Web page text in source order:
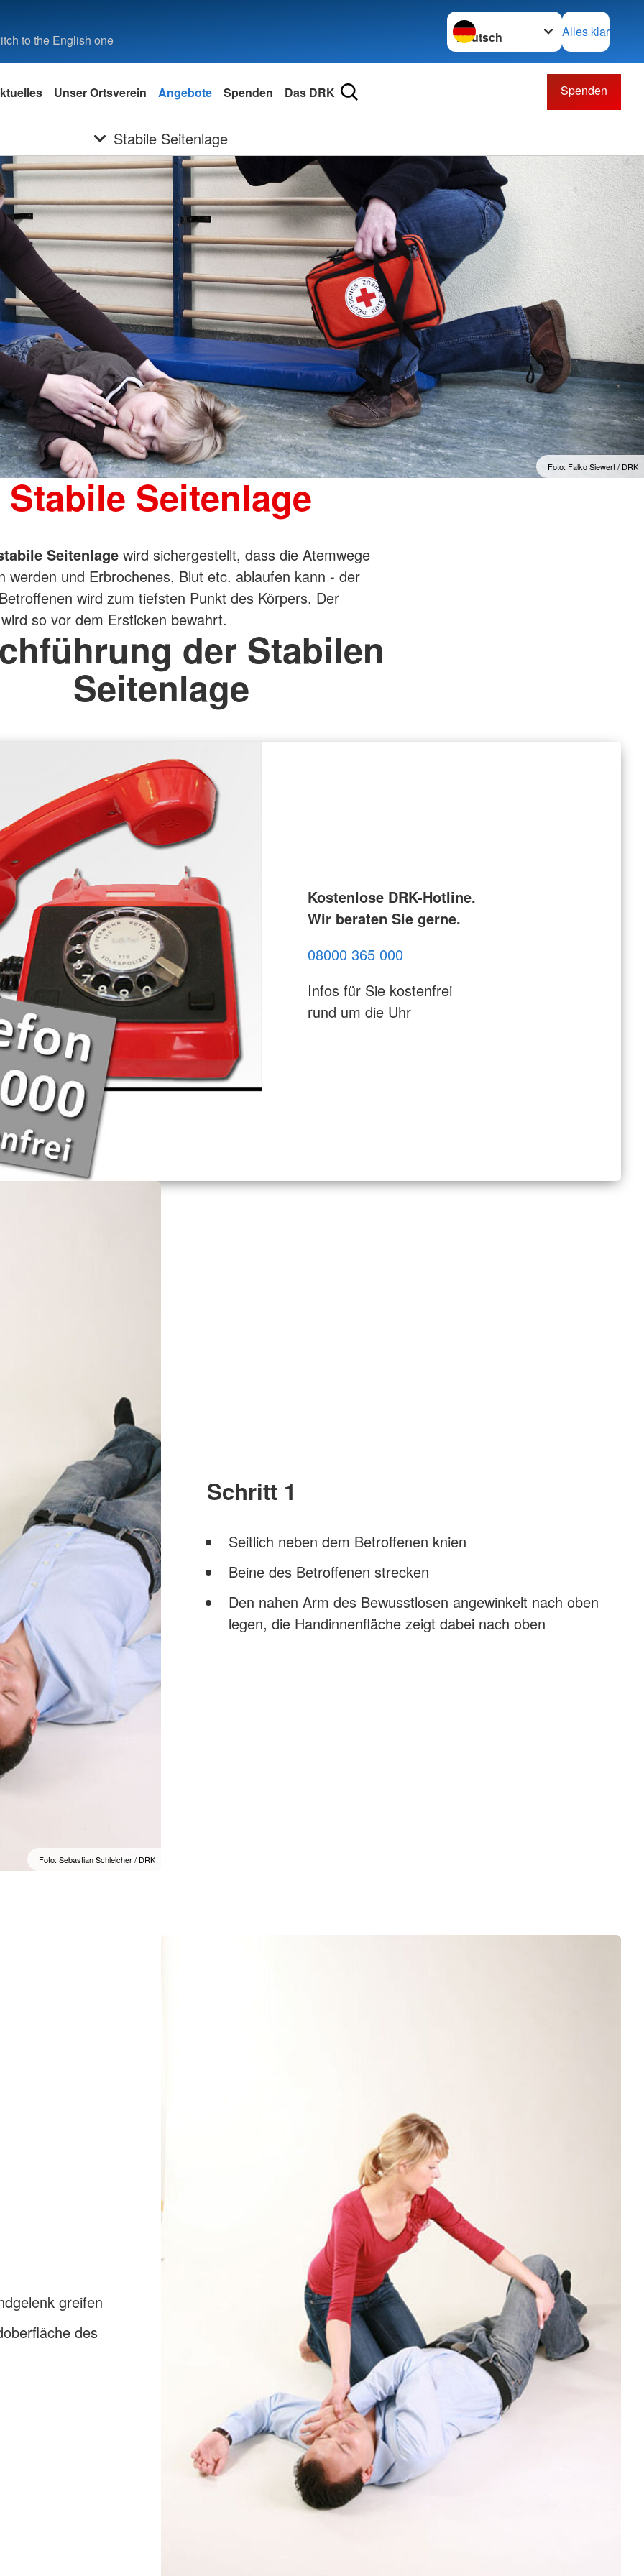
to the English one
Sprache wechseln zu
Alles klar
Unser Ortsverein Angebote Spenden Das DRK Spenden
Stabile Seitenlage
Foto: Falko Siewert / DRK
Stabile Seitenlage
Seitenlage wird sichergestellt, dass die Atemwege
werden und Erbrochenes, Blut etc. ablaufen kann - der
wird zum tiefsten Punkt des Körpers. Der
so vor dem Ersticken bewahrt.
der Stabilen
Seitenlage
Kostenlose DRK-Hotline.
Wir beraten Sie gerne.
08000 365 000
Infos für Sie kostenfrei
rund um die Uhr
Foto: Sebastian Schleicher / DRK
Schritt 1
Seitlich neben dem Betroffenen knien
Beine des Betroffenen strecken
Den nahen Arm des Bewusstlosen angewinkelt nach oben
legen, die Handinnenfläche zeigt dabei nach oben
greifen
des